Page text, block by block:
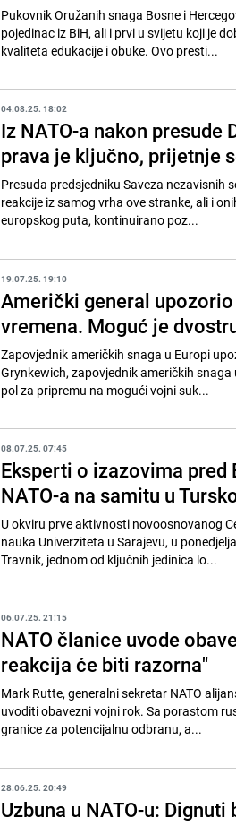
Pukovnik Oružanih snaga Bosne i
pojedinac iz BiH, ali i prvi u svijetu koji je
kvaliteta edukacije i obuke. Ovo presti...
04.08.25. 18:02
Iz NATO-a nakon
prava je ključno, prijetnje
Presuda predsjedniku Saveza nezavisnih
reakcije iz samog vrha ove stranke, ali i
europskog puta, kontinuirano poz...
19.07.25. 19:10
Američki general
vremena. Moguć je
Zapovjednik američkih snaga u Europi
Grynkewich, zapovjednik američkih
pol za pripremu na mogući vojni suk...
08.07.25. 07:45
Eksperti o izazovima
NATO-a na samitu u
U okviru prve aktivnosti novoosnovanog
nauka Univerziteta u Sarajevu, u
Travnik, jednom od ključnih jedinica lo...
06.07.25. 21:15
NATO članice uvode
reakcija će biti razorna"
Mark Rutte, generalni sekretar NATO
uvoditi obavezni vojni rok. Sa porastom
granice za potencijalnu odbranu, a...
28.06.25. 20:49
Uzbuna u NATO-u: